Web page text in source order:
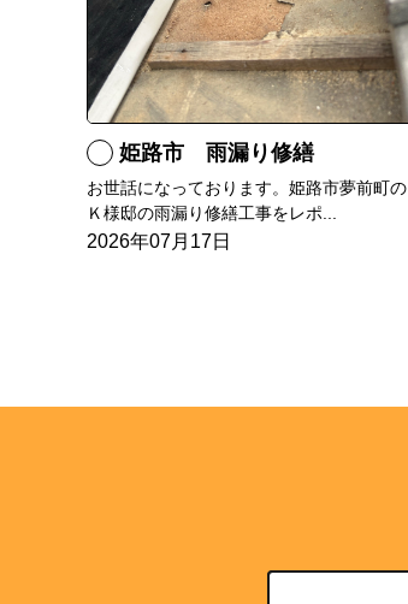
姫路市 雨漏り修繕
お世話になっております。姫路市夢前町の
Ｋ様邸の雨漏り修繕工事をレポ...
2026年07月17日